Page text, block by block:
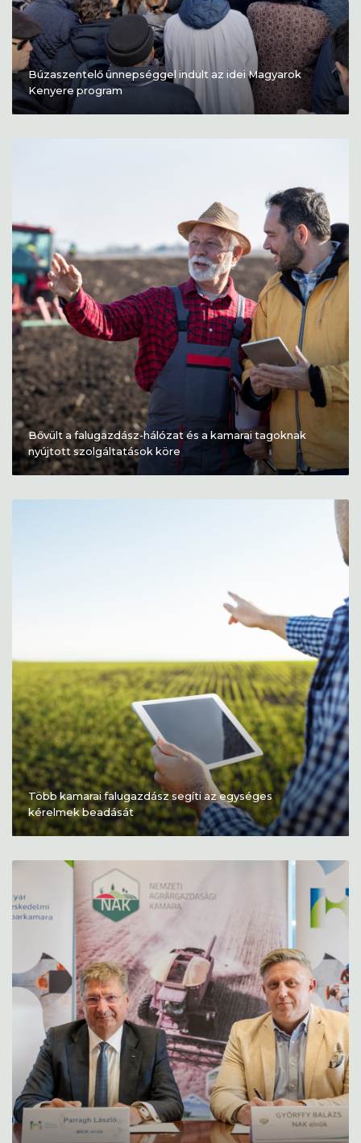
Búzaszentelő ünnepséggel indult az idei Magyarok
Kenyere program
Bővült a falugazdász-hálózat és a kamarai tagoknak
nyújtott szolgáltatások köre
Több kamarai falugazdász segíti az egységes
kérelmek beadását